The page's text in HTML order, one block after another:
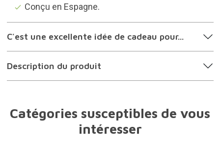
Conçu en Espagne.
C'est une excellente idée de cadeau pour...
Description du produit
Catégories susceptibles de vous
intéresser